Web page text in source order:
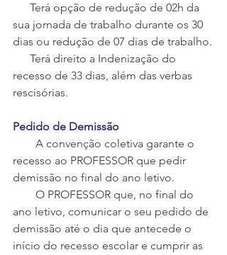
Terá opção de redução de 02h da
sua jornada de trabalho durante os 30
dias ou redução de 07 dias de trabalho.
Terá direito a Indenização do
recesso de 33 dias, além das verbas
rescisórias.
Pedido de Demissão
recesso ao PROFESSOR que pedir
demissão no final do ano letivo.
ano letivo, comunicar o seu pedido de
demissão até o dia que antecede o
início do recesso escolar e cumprir as